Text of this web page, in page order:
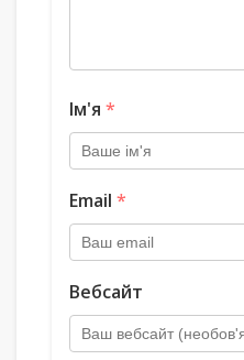
Ім'я *
Email *
Вебсайт